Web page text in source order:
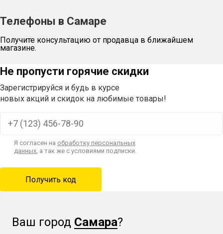
Телефоны в Самаре
Получите консультацию от продавца в ближайшем
магазине.
Не пропусти горячие скидки
Зарегистрируйся и будь в курсе
новых акций и скидок на любимые товары!
Я согласен на обработку персональных
данных , а так же с условиями подписки.
Ваш город Самара?